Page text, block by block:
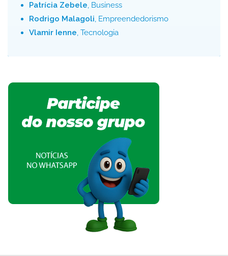
Patrícia Zebele, Business
Rodrigo Malagoli, Empreendedorismo
Vlamir Ienne, Tecnologia